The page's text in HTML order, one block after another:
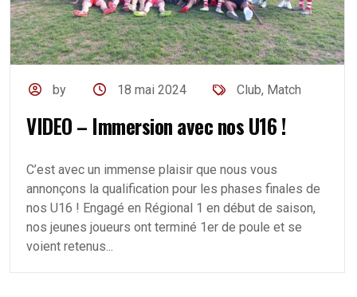
by 18 mai 2024 Club, Match
VIDEO – Immersion avec nos U16 !
C’est avec un immense plaisir que nous vous
annonçons la qualification pour les phases finales de
nos U16 ! Engagé en Régional 1 en début de saison,
nos jeunes joueurs ont terminé 1er de poule et se
voient retenus...